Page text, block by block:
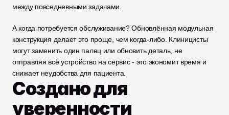
между повседневными задачами.
А когда потребуется обслуживание? Обновлённая модульная
конструкция делает это проще, чем когда-либо. Клиницисты
могут заменить один палец или обновить деталь, не
отправляя всё устройство на сервис - это экономит время и
снижает неудобства для пациента.
Создано для
уверенности